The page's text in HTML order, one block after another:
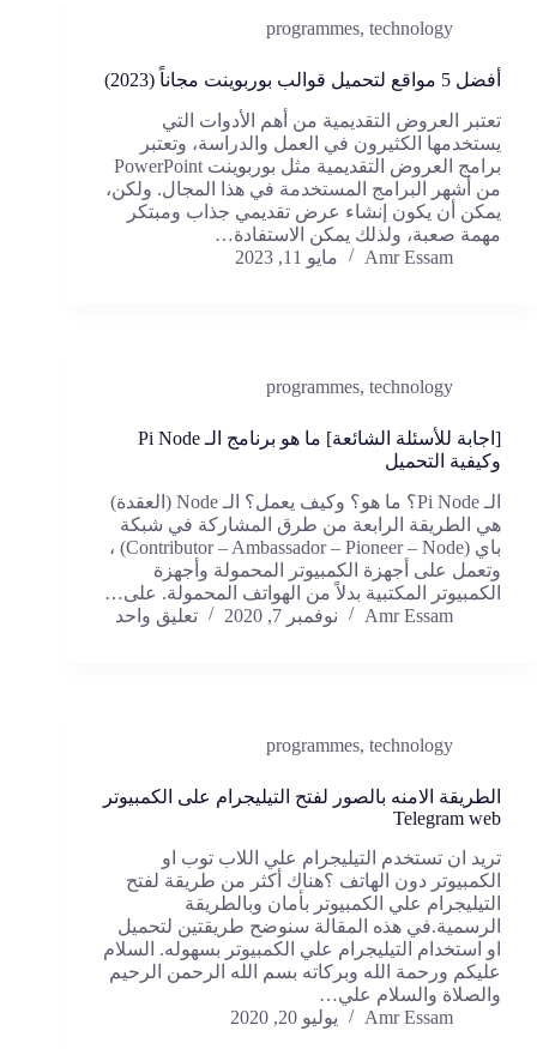
programmes, technology
أفضل 5 مواقع لتحميل قوالب بوربوينت مجاناً (2023)
تعتبر العروض التقديمية من أهم الأدوات التي
يستخدمها الكثيرون في العمل والدراسة، وتعتبر
برامج العروض التقديمية مثل بوربوينت PowerPoint
من أشهر البرامج المستخدمة في هذا المجال. ولكن،
يمكن أن يكون إنشاء عرض تقديمي جذاب ومبتكر
مهمة صعبة، ولذلك يمكن الاستفادة…
Amr Essam
مايو 11, 2023
programmes, technology
[اجابة للأسئلة الشائعة] ما هو برنامج الـ Pi Node
وكيفية التحميل
الـ Pi Node؟ ما هو؟ وكيف يعمل؟ الـ Node (العقدة)
هي الطريقة الرابعة من طرق المشاركة في شبكة
باي (Contributor – Ambassador – Pioneer – Node) ،
وتعمل على أجهزة الكمبيوتر المحمولة وأجهزة
الكمبيوتر المكتبية بدلاً من الهواتف المحمولة. على…
Amr Essam
نوفمبر 7, 2020 تعليق واحد
programmes, technology
الطريقة الامنه بالصور لفتح التيليجرام على الكمبيوتر
Telegram web
تريد ان تستخدم التيليجرام علي اللاب توب او
الكمبيوتر دون الهاتف ؟هناك أكثر من طريقة لفتح
التيليجرام علي الكمبيوتر بأمان وبالطريقة
الرسمية.في هذه المقالة سنوضح طريقتين لتحميل
او استخدام التيليجرام علي الكمبيوتر بسهوله. السلام
عليكم ورحمة الله وبركاته بسم الله الرحمن الرحيم
والصلاة والسلام علي…
Amr Essam
يوليو 20, 2020